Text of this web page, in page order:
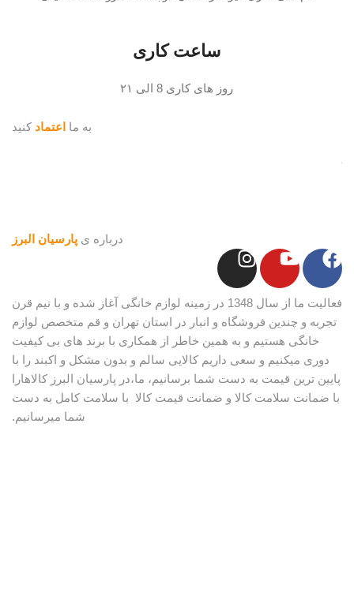
ساعت کاری
روز های کاری 8 الی ۲۱
درباره ی پارسیان البرز
فعالیت ما از سال 1348 در زمینه لوازم خانگی آغاز شده و با نیم قرن
تجربه و چندین فروشگاه و انبار در استان تهران و قم متخصص لوازم
خانگی هستیم و به همین خاطر از همکاری با برند های بی کیفیت
دوری میکنیم و سعی داریم کالایی سالم و بدون مشکل و اکبند را با
پایین ترین قیمت به دست شما برسانیم، ما،در پارسیان البرز کالاهارا
با ضمانت سلامت کالا و ضمانت قیمت کالا با سلامت کامل به دست
شما میرسانیم.
به ما اعتماد کنید